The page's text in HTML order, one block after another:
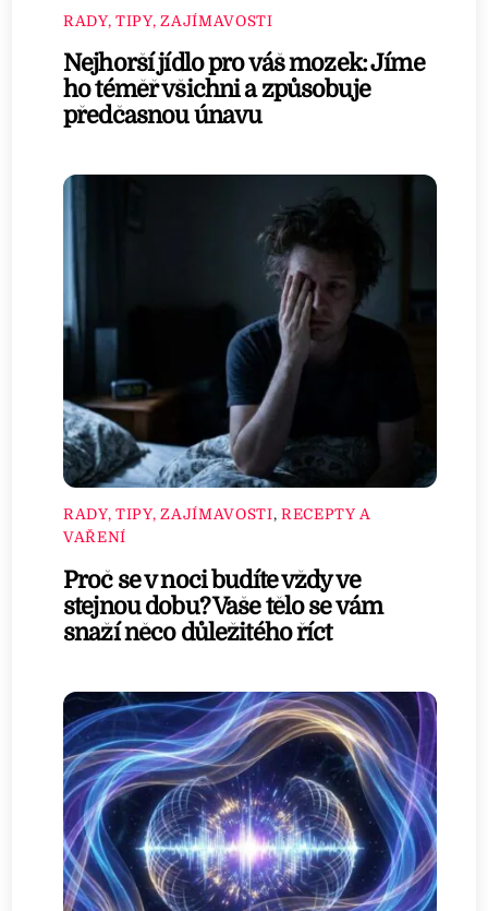
RADY, TIPY, ZAJÍMAVOSTI
Nejhorší jídlo pro váš mozek: Jíme
ho téměř všichni a způsobuje
předčasnou únavu
RADY, TIPY, ZAJÍMAVOSTI, RECEPTY A
VAŘENÍ
Proč se v noci budíte vždy ve
stejnou dobu? Vaše tělo se vám
snaží něco důležitého říct